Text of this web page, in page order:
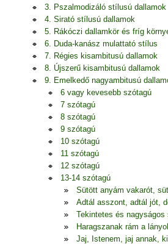
3. Pszalmodizáló stílusú dallamok
4. Sirató stílusú dallamok
5. Rákóczi dallamkör és fríg
6. Duda-kanász mulattató stílus
7. Régies kisambitusú dallamok
8. Újszerű kisambitusú dallamok
9. Emelkedő nagyambitusú
6 vagy kevesebb szótagú
7 szótagú
8 szótagú
9 szótagú
10 szótagú
11 szótagú
12 szótagú
13-14 szótagú
Sütött anyám vakarót,
Adtál asszont, adtál jót,
Tekintetes és nagyságos
Haragszanak rám a
Jaj, Istenem, jaj annak,